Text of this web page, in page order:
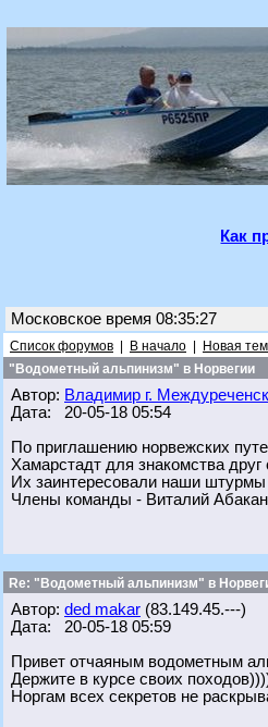
Как
Московское время 08:35:27
Список форумов В начало Новая
"Водометный альпинизм" в Норвегии
Автор: Владимир г. Междуреченск
Дата: 20-05-18 05:54
По приглашению норвежских
Хамарстадт для знакомства
Их заинтересовали наши
Члены команды - Виталий
Re: "Водометный альпинизм" в
Автор: ded makar (83.149.45.---)
Дата: 20-05-18 05:59
Привет отчаяным водометным
Держите в курсе своих
Норгам всех секретов не